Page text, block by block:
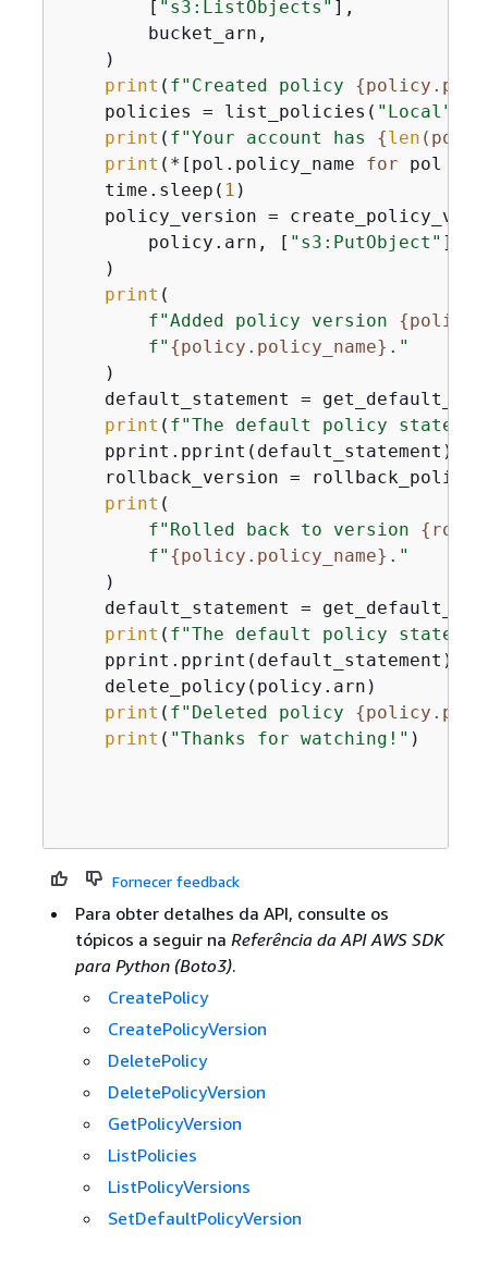
        [
"s3:ListObjects" ],
        bucket_arn,
    )
print ( f"Created policy {
    policies = list_policies(
"Local"
print ( f"Your account has {len
print (*[pol.policy_name for pol
    time.sleep(
1 )
policy_version =
        policy.arn, [
"s3:PutObject" ],
    )
print (
f"Added policy version {
f" {policy.policy_name} ."
    )
default_statement =
print ( f"The default policy
    pprint.pprint(default_statement)
rollback_version =
print (
f"Rolled back to version {
f" {policy.policy_name} ."
    )
default_statement =
print ( f"The default policy
    pprint.pprint(default_statement)
    delete_policy(policy.arn)
print ( f"Deleted policy {
print ( "Thanks for watching!" )
Fornecer feedback
Para obter detalhes da API, consulte os
tópicos a seguir na Referência da API AWS SDK
para Python (Boto3).
CreatePolicy
CreatePolicyVersion
DeletePolicy
DeletePolicyVersion
GetPolicyVersion
ListPolicies
ListPolicyVersions
SetDefaultPolicyVersion